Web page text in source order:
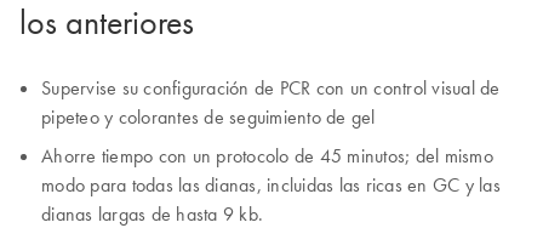
los anteriores
Supervise su configuración de PCR con un control visual de
pipeteo y colorantes de seguimiento de gel
Ahorre tiempo con un protocolo de 45 minutos; del mismo
modo para todas las dianas, incluidas las ricas en GC y las
dianas largas de hasta 9 kb.